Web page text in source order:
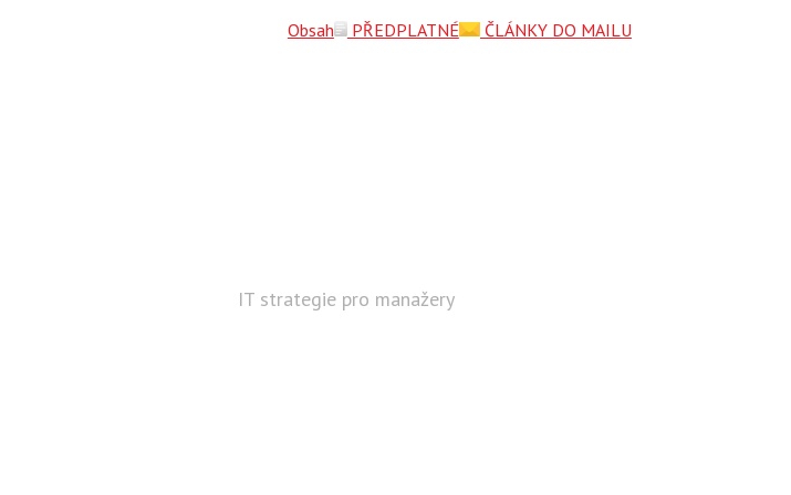
IT strategie pro manažery
Obsah PŘEDPLATNÉ ČLÁNKY DO MAILU